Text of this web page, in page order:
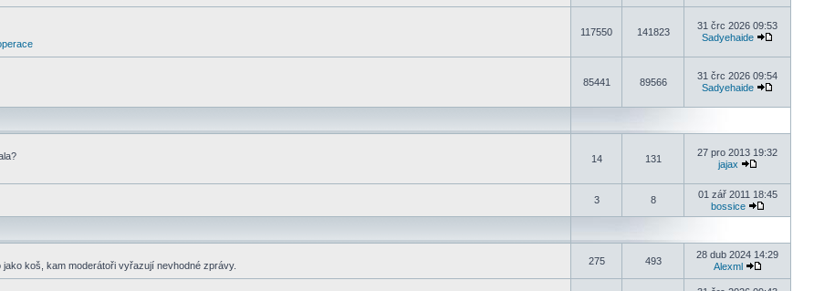
117550 141823
31 črc 2026 09:53
Sadyehaide
85441 89566
31 črc 2026 09:54
Sadyehaide
14 131
27 pro 2013 19:32
jajax
3 8
01 zář 2011 18:45
bossice
koš, kam moderátoři vyřazují nevhodné zprávy. 275 493
28 dub 2024 14:29
Alexml